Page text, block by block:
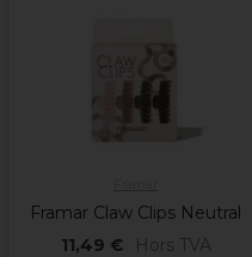
Framar Claw Clips Neutral
11,49 €
Hors TVA